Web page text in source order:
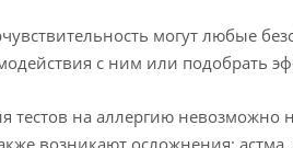
могут любые
с ним или подобрать
тестов на аллергию невозможно